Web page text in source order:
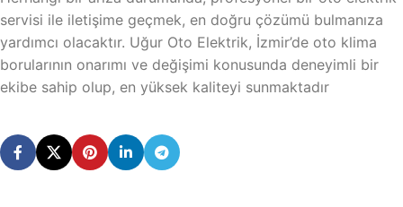
servisi ile iletişime geçmek, en doğru çözümü bulmanıza
yardımcı olacaktır. Uğur Oto Elektrik, İzmir’de oto klima
borularının onarımı ve değişimi konusunda deneyimli bir
ekibe sahip olup, en yüksek kaliteyi sunmaktadır